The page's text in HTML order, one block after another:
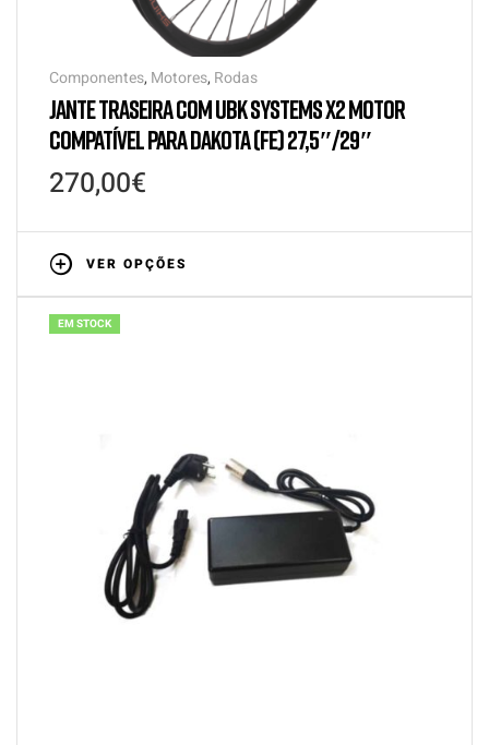
Componentes, Motores, Rodas
JANTE TRASEIRA COM UBK SYSTEMS X2 MOTOR
COMPATÍVEL PARA DAKOTA (FE) 27,5″/29″
270,00€
VER OPÇÕES
EM STOCK